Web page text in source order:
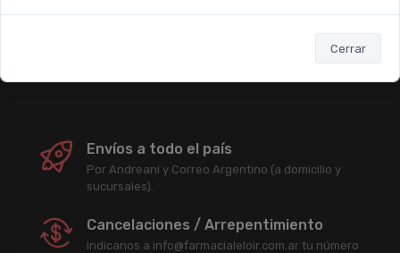
Cerrar
Enterate antes que nadie de nuestras promociones, descuentos y
Envíos a todo el país
Por Andreani y Correo Argentino (a domicilio y
sucursales).
Cancelaciones / Arrepentimiento
Indicanos a info@farmacialeloir.com.ar tu número